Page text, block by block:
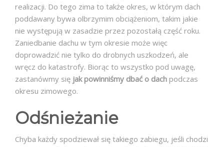
realizacji. Do tego zima to także okres, w którym dach
poddawany bywa olbrzymim obciążeniom, takim jakie
nie występują w zasadzie przez pozostałą część roku.
Zaniedbanie dachu w tym okresie może więc
doprowadzić nie tylko do drobnych uszkodzeń, ale
wręcz do katastrofy. Biorąc to wszystko pod uwagę,
zastanówmy się jak powinniśmy dbać o dach podczas
okresu zimowego.
Odśnieżanie
Chyba każdy spodziewał się takiego zabiegu, jeśli chodzi